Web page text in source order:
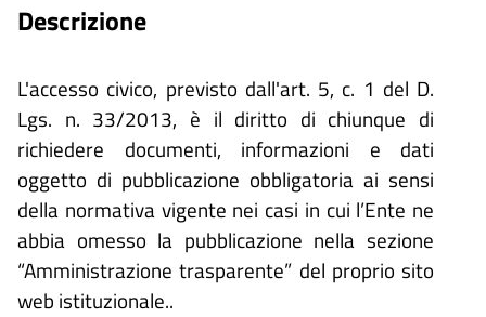
Descrizione
L'accesso civico, previsto dall'art. 5, c. 1 del D.
Lgs. n. 33/2013, è il diritto di chiunque di
richiedere documenti, informazioni e dati
oggetto di pubblicazione obbligatoria ai sensi
della normativa vigente nei casi in cui l’Ente ne
abbia omesso la pubblicazione nella sezione
“Amministrazione trasparente” del proprio sito
web istituzionale..